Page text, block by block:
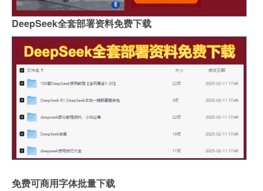
DeepSeek全套部署资料免费下载
免费可商用字体批量下载